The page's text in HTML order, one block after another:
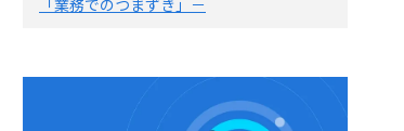
「業務でのつまずき」－